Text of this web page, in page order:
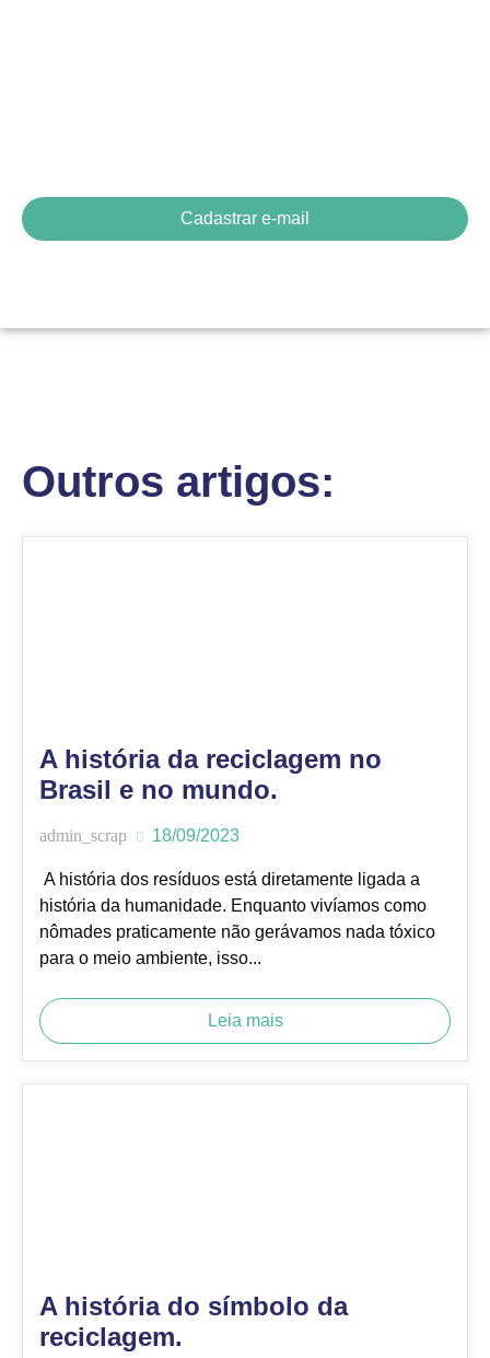
Cadastrar e-mail
Outros artigos:
A história da reciclagem no
Brasil e no mundo.
admin_scrap 18/09/2023
A história dos resíduos está diretamente ligada a
história da humanidade. Enquanto vivíamos como
nômades praticamente não gerávamos nada tóxico
para o meio ambiente, isso...
Leia mais
A história do símbolo da
reciclagem.